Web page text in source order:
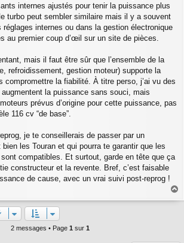
internes ajustés pour tenir la puissance plus
turbo peut sembler similaire mais il y a souvent
internes ou dans la gestion électronique
au premier coup d’œil sur un site de pièces.
mais il faut être sûr que l’ensemble de la
refroidissement, gestion moteur) supporte la
compromettre la fiabilité. À titre perso, j’ai vu des
la puissance sans souci, mais
prévus d’origine pour cette puissance, pas
116 cv “de base”.
je te conseillerais de passer par un
les Touran et qui pourra te garantir que les
compatibles. Et surtout, garde en tête que ça
constructeur et la revente. Bref, c’est faisable
de cause, avec un vrai suivi post-reprog !
2 messages • Page 1 sur 1